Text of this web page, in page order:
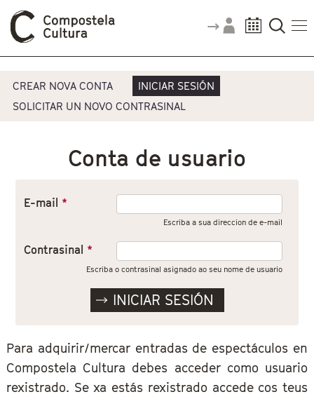
Pestanas principais
CREAR NOVA CONTA
INICIAR SESIÓN
SOLICITAR UN NOVO CONTRASINAL
Conta de usuario
E-mail *
Escriba a sua direccion de e-mail
Contrasinal *
Escriba o contrasinal asignado ao seu nome de usuario
Para adquirir/mercar entradas de espectáculos en
Compostela Cultura debes acceder como usuario
rexistrado. Se xa estás rexistrado accede cos teus